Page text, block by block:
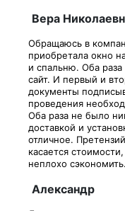
Вера
Обращаюсь в
приобретала окно
и спальню. Оба
сайт. И первый и
документы
проведения
Оба раза не было
доставкой и
отличное.
касается
неплохо сэкономить.
Александр